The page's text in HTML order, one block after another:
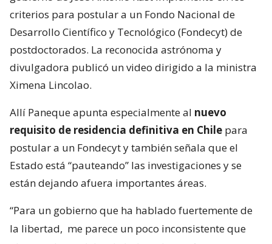
criterios para postular a un Fondo Nacional de
Desarrollo Científico y Tecnológico (Fondecyt) de
postdoctorados. La reconocida astrónoma y
divulgadora publicó un video dirigido a la ministra
Ximena Lincolao.
Allí Paneque apunta especialmente al nuevo
requisito de residencia definitiva en Chile para
postular a un Fondecyt y también señala que el
Estado está “pauteando” las investigaciones y se
están dejando afuera importantes áreas.
“Para un gobierno que ha hablado fuertemente de
la libertad, me parece un poco inconsistente que